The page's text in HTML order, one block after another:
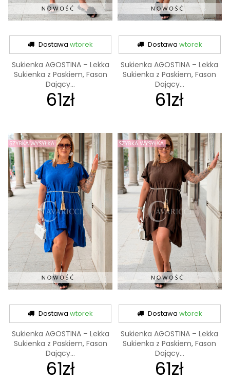
Dostawawtorek
Sukienka AGOSTINA – Lekka
Sukienka z Paskiem, Fason
Dający...
61zł
Dostawa wtorek
Sukienka AGOSTINA – Lekka
Sukienka z Paskiem, Fason
Dający...
61zł
Dostawawtorek
Sukienka AGOSTINA – Lekka
Sukienka z Paskiem, Fason
Dający...
61zł
Dostawa wtorek
Sukienka AGOSTINA – Lekka
Sukienka z Paskiem, Fason
Dający...
61zł